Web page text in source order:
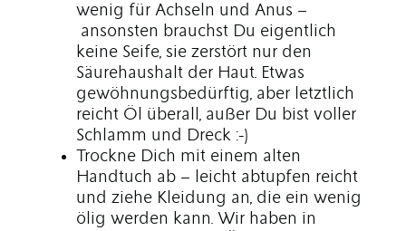
wenig für Achseln und Anus –
ansonsten brauchst Du eigentlich
keine Seife, sie zerstört nur den
Säurehaushalt der Haut. Etwas
gewöhnungsbedürftig, aber letztlich
reicht Öl überall, außer Du bist voller
Schlamm und Dreck :-)
Trockne Dich mit einem alten
Handtuch ab – leicht abtupfen reicht
und ziehe Kleidung an, die ein wenig
ölig werden kann. Wir haben in